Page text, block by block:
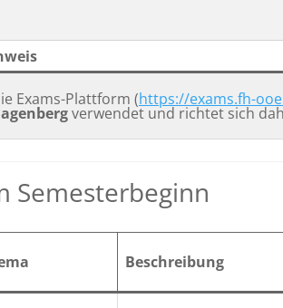
Exams-Plattform (https://exams.fh-
verwendet und richtet sich
Semesterbeginn
Beschreibung